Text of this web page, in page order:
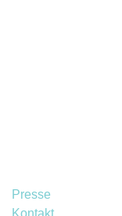
Presse
Kontakt